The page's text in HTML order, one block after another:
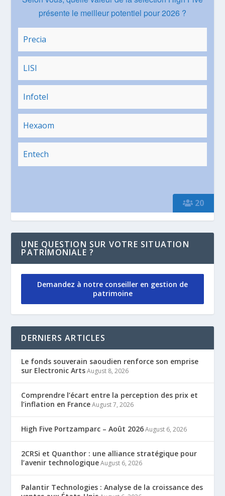
20
présente le meilleur potentiel pour 2026 ?
Precia
LISI
Infotel
Hexaom
Entech
UNE QUESTION SUR VOTRE SITUATION
PATRIMONIALE ?
Demandez à notre conseiller en gestion de
patrimoine
DERNIERS ARTICLES
Le fonds souverain saoudien renforce son emprise
sur Electronic Arts August 8, 2026
Comprendre l’écart entre la perception des prix et
l’inflation en France August 7, 2026
High Five Portzamparc – Août 2026 August 6, 2026
2CRSi et Quanthor : une alliance stratégique pour
l’avenir technologique August 6, 2026
Palantir Technologies : Analyse de la croissance des